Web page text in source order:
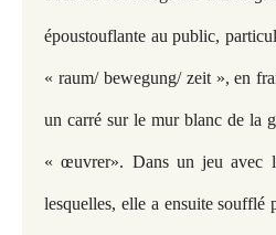
époustouflante au public,
« raum/ bewegung/ zeit », en
un carré sur le mur blanc de la
« œuvrer». Dans un jeu avec
lesquelles, elle a ensuite soufflé